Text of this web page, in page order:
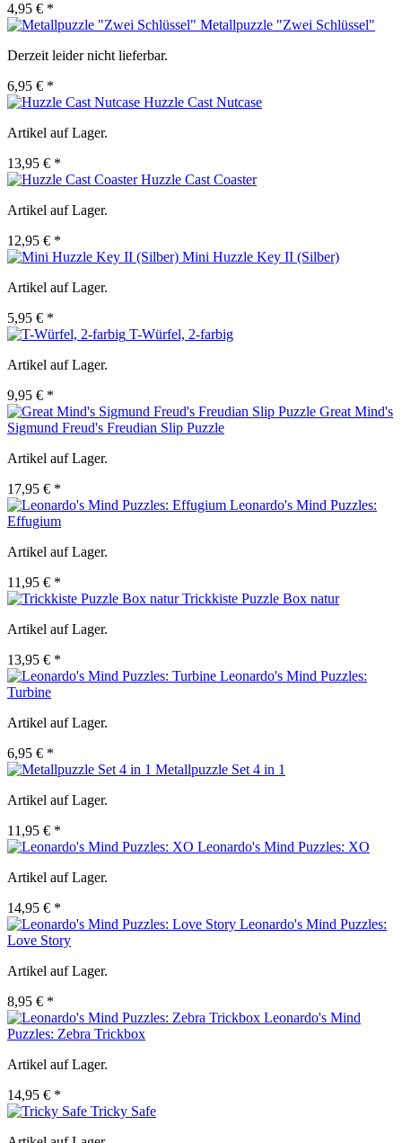
4,95 € *
Metallpuzzle "Zwei Schlüssel"
Derzeit leider nicht lieferbar.
6,95 € *
Huzzle Cast Nutcase
Artikel auf Lager.
13,95 € *
Huzzle Cast Coaster
Artikel auf Lager.
12,95 € *
Mini Huzzle Key II (Silber)
Artikel auf Lager.
5,95 € *
T-Würfel, 2-farbig
Artikel auf Lager.
9,95 € *
Great Mind's
Sigmund Freud's Freudian Slip Puzzle
Artikel auf Lager.
17,95 € *
Leonardo's Mind Puzzles:
Effugium
Artikel auf Lager.
11,95 € *
Trickkiste Puzzle Box natur
Artikel auf Lager.
13,95 € *
Leonardo's Mind Puzzles:
Turbine
Artikel auf Lager.
6,95 € *
Metallpuzzle Set 4 in 1
Artikel auf Lager.
11,95 € *
Leonardo's Mind Puzzles: XO
Artikel auf Lager.
14,95 € *
Leonardo's Mind Puzzles:
Love Story
Artikel auf Lager.
8,95 € *
Leonardo's Mind
Puzzles: Zebra Trickbox
Artikel auf Lager.
14,95 € *
Tricky Safe